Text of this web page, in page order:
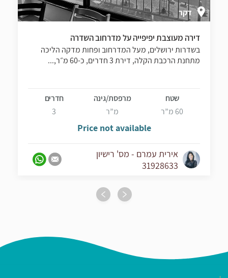
דקר
דירה מעוצבת יפיפייה על מדרחוב השדרה
בשדרות ירושלים, מעל המדרחוב ופחות מדקה הליכה
מתחנת הרכבת הקלה, דירת 3 חדרים, כ-60 מ״ר,...
שטח
60 מ”ר
מרפסת/גינה
מ”ר
חדרים
3
Price not available
אירית עמרם - מס' רישיון
31928633